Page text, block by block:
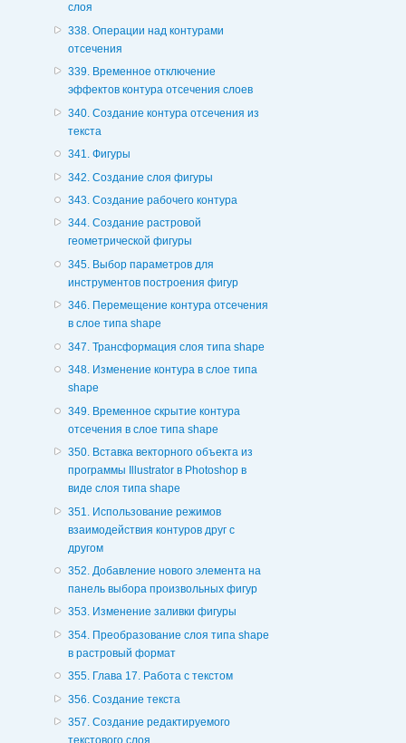
слоя
338. Операции над контурами
отсечения
339. Временное отключение
эффектов контура отсечения слоев
340. Создание контура отсечения из
текста
341. Фигуры
342. Создание слоя фигуры
343. Создание рабочего контура
344. Создание растровой
геометрической фигуры
345. Выбор параметров для
инструментов построения фигур
346. Перемещение контура отсечения
в слое типа shape
347. Трансформация слоя типа shape
348. Изменение контура в слое типа
shape
349. Временное скрытие контура
отсечения в слое типа shape
350. Вставка векторного объекта из
программы Illustrator в Photoshop в
виде слоя типа shape
351. Использование режимов
взаимодействия контуров друг с
другом
352. Добавление нового элемента на
панель выбора произвольных фигур
353. Изменение заливки фигуры
354. Преобразование слоя типа shape
в растровый формат
355. Глава 17. Работа с текстом
356. Создание текста
357. Создание редактируемого
текстового слоя